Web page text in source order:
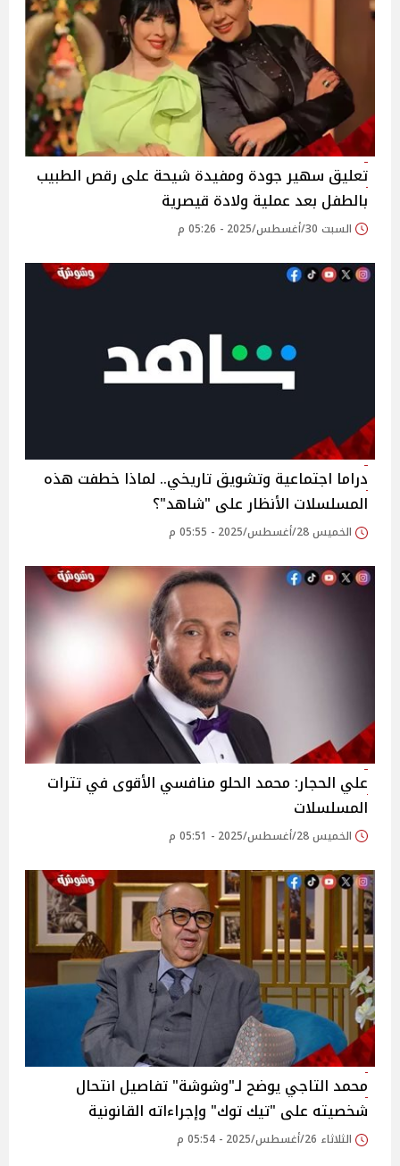
تعليق سهير جودة ومفيدة شيحة على رقص الطبيب
بالطفل بعد عملية ولادة قيصرية
السبت 30/أغسطس/2025 - 05:26 م
دراما اجتماعية وتشويق تاريخي.. لماذا خطفت هذه
المسلسلات الأنظار على "شاهد"؟‎
الخميس 28/أغسطس/2025 - 05:55 م
علي الحجار: محمد الحلو منافسي الأقوى في تترات
المسلسلات‎
الخميس 28/أغسطس/2025 - 05:51 م
محمد التاجي يوضح لـ"وشوشة" تفاصيل انتحال
شخصيته على "تيك توك" وإجراءاته القانونية‎
الثلاثاء 26/أغسطس/2025 - 05:54 م